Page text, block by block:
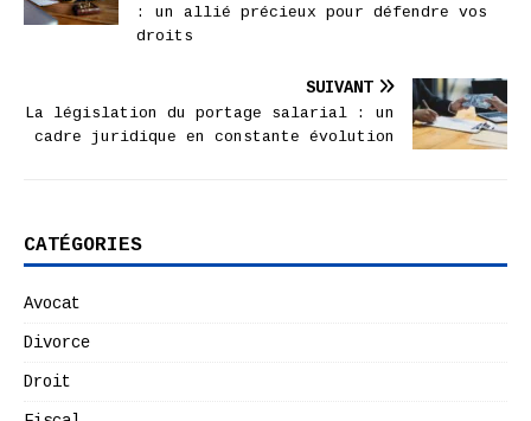
: un allié précieux pour défendre vos
droits
SUIVANT
La législation du portage salarial : un
cadre juridique en constante évolution
CATÉGORIES
Avocat
Divorce
Droit